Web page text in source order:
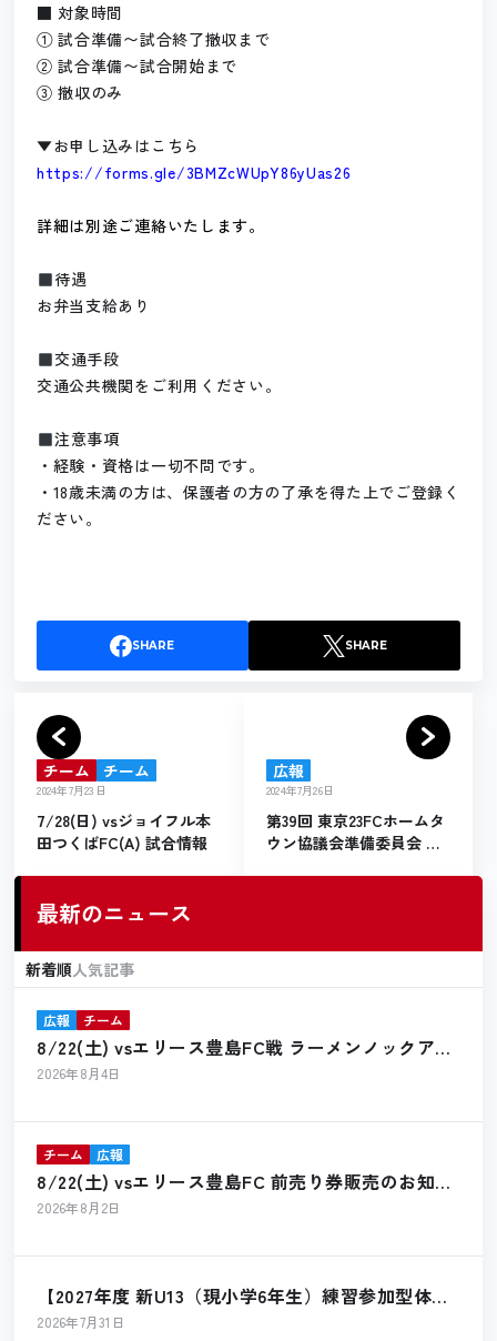
■ 対象時間
① 試合準備〜試合終了撤収まで
② 試合準備〜試合開始まで
③ 撤収のみ
▼お申し込みはこちら
https://forms.gle/3BMZcWUpY86yUas26
詳細は別途ご連絡いたします。
待遇
お弁当支給あり
交通手段
交通公共機関をご利用ください。
注意事項
・経験・資格は一切不問です。
・18歳未満の方は、保護者の方の了承を得た上でご登録く
ださい。
SHARE SHARE
チーム チーム
2024年7月23日
7/28(日) vsジョイフル本
田つくばFC(A) 試合情報
広報
2024年7月26日
第39回 東京23FCホームタ
ウン協議会準備委員会 活
最新のニュース
新着順人気記事
広報 チーム
8/22(土) vsエリース豊島FC戦 ラーメンノックアウ
ト出店のお知らせ
2026年8月4日
チーム 広報
8/22(土) vsエリース豊島FC 前売り券販売のお知ら
せ
2026年8月2日
【2027年度 新U13（現小学6年生）練習参加型体験
会 開催のお知らせ】
2026年7月31日